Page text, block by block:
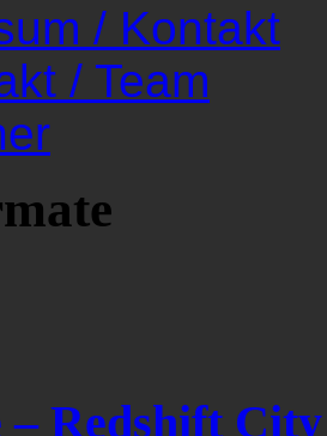
/ Kontakt
/ Team
– Redshift City